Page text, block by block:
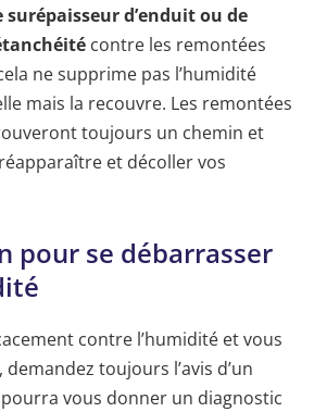
d’enduit ou de
contre les remontées
ne supprime pas l’humidité
mais la recouvre. Les remontées
toujours un chemin et
et décoller vos
pour se débarrasser
contre l’humidité et vous
toujours l’avis d’un
vous donner un diagnostic